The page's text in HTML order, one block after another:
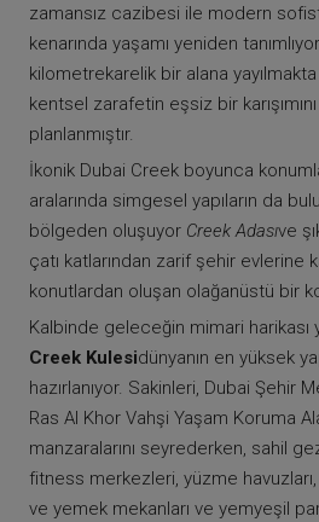
zamansız cazibesi ile modern
kenarında yaşamı yeniden
kilometrekarelik bir alana
kentsel zarafetin eşsiz bir
planlanmıştır.
İkonik Dubai Creek boyunca
aralarında simgesel yapıların da
bölgeden oluşuyor Creek Adasıve
çatı katlarından zarif şehir evlerine
konutlardan oluşan olağanüstü bir
Kalbinde geleceğin mimari harikası
Creek Kulesidünyanın en yüksek
hazırlanıyor. Sakinleri, Dubai Şehir
Ras Al Khor Vahşi Yaşam Koruma
manzaralarını seyrederken, sahil
fitness merkezleri, yüzme
ve yemek mekanları ve yemyeşil